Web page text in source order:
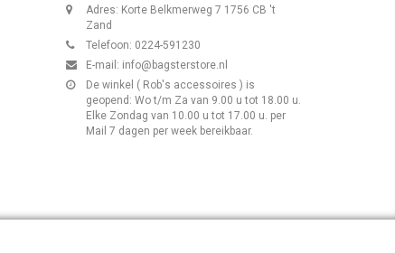
Adres: Korte Belkmerweg 7 1756 CB 't
Zand
Telefoon: 0224-591230
E-mail: info@bagsterstore.nl
De winkel ( Rob's accessoires ) is
geopend: Wo t/m Za van 9.00 u tot 18.00 u.
Elke Zondag van 10.00 u tot 17.00 u. per
Mail 7 dagen per week bereikbaar.